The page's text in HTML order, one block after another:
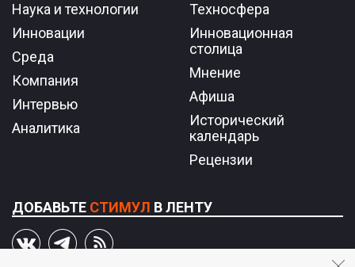
Наука и технологии
Инновации
Среда
Компания
Интервью
Аналитика
Техносфера
Инновационная
столица
Мнение
Афиша
Исторический
календарь
Рецензии
ДОБАВЬТЕ СТИМУЛ В ЛЕНТУ